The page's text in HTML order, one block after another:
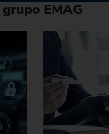
grupo EMAG